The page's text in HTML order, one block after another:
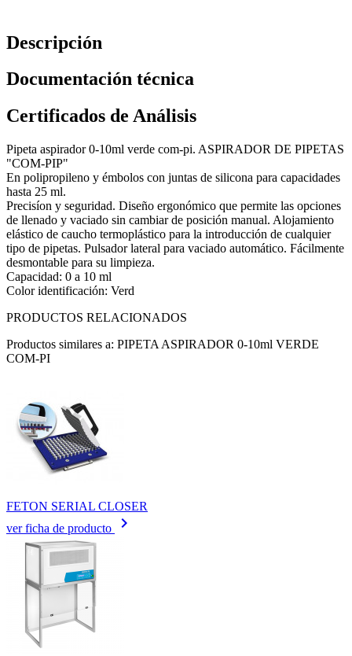
Descripción
Documentación técnica
Certificados de Análisis
Pipeta aspirador 0-10ml verde com-pi. ASPIRADOR DE PIPETAS
"COM-PIP"
En polipropileno y émbolos con juntas de silicona para capacidades
hasta 25 ml.
Precisíon y seguridad. Diseño ergonómico que permite las opciones
de llenado y vaciado sin cambiar de posición manual. Alojamiento
elástico de caucho termoplástico para la introducción de cualquier
tipo de pipetas. Pulsador lateral para vaciado automático. Fácilmente
desmontable para su limpieza.
Capacidad: 0 a 10 ml
Color identificación: Verd
PRODUCTOS RELACIONADOS
Productos similares a: PIPETA ASPIRADOR 0-10ml VERDE
COM-PI
FETON SERIAL CLOSER
ver ficha de producto
keyboard_arrow_right